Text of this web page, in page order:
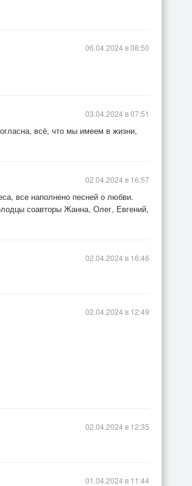
06.04.2024 в 08:50
всё, что мы имеем в жизни,
03.04.2024 в 07:51
все наполнено песней о любви.
соавторы Жанна, Олег, Евгений,
02.04.2024 в 16:57
02.04.2024 в 16:46
02.04.2024 в 12:49
02.04.2024 в 12:35
01.04.2024 в 11:44